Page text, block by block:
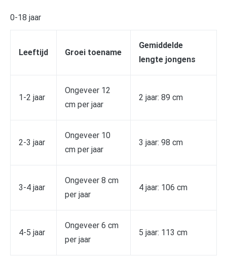
0-18 jaar
Leeftijd Groei toename
Gemiddelde
lengte jongens
1-2 jaar
Ongeveer 12
cm per jaar
2 jaar: 89 cm
2-3 jaar
Ongeveer 10
cm per jaar
3 jaar: 98 cm
3-4 jaar
Ongeveer 8 cm
per jaar
4 jaar: 106 cm
4-5 jaar
Ongeveer 6 cm
per jaar
5 jaar: 113 cm